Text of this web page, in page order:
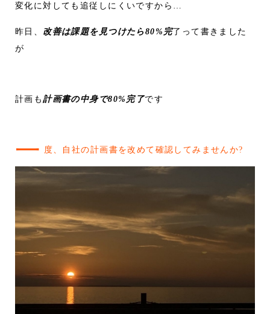
変化に対しても追従しにくいですから…
昨日、 改善は課題を見つけたら80%完了って書きました
が
計画も計画書の中身で80%完了です
一 度、自社の計画書を改めて確認してみませんか?